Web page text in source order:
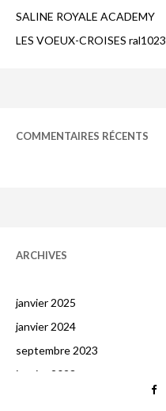
SALINE ROYALE ACADEMY
LES VOEUX-CROISES ral1023
COMMENTAIRES RÉCENTS
ARCHIVES
janvier 2025
janvier 2024
septembre 2023
janvier 2023